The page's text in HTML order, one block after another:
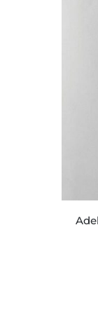
adel idea – aplique de pared led iluminación